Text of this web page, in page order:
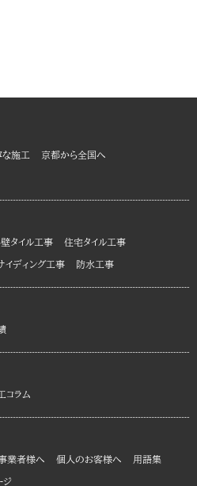
な施工 京都から全国へ
タイル工事 住宅タイル工事
イディング工事 防水工事
コラム
業者様へ 個人のお客様へ 用語集
ジ